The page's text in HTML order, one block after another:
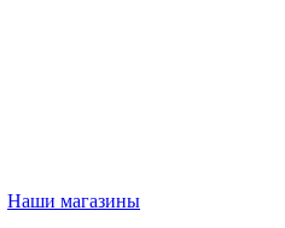
Наши магазины